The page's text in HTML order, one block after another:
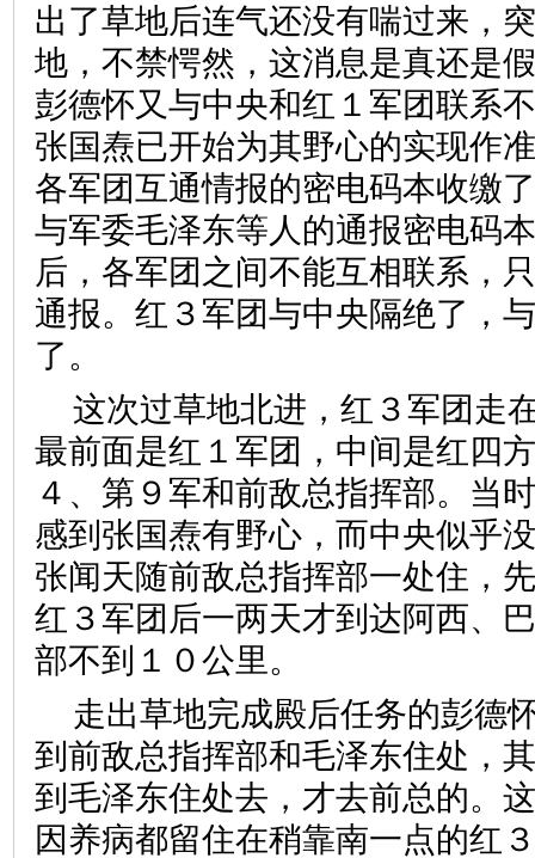
出了草地后连气还没有喘过来，
地，不禁愕然，这消息是真还是
彭德怀又与中央和红１军团联系
张国焘已开始为其野心的实现作
各军团互通情报的密电码本收缴
与军委毛泽东等人的通报密电码
后，各军团之间不能互相联系，
通报。红３军团与中央隔绝了，
了。
这次过草地北进，红３军团走
最前面是红１军团，中间是红四
４、第９军和前敌总指挥部。当
感到张国焘有野心，而中央似乎
张闻天随前敌总指挥部一处住，
红３军团后一两天才到达阿西、
部不到１０公里。
走出草地完成殿后任务的彭德
到前敌总指挥部和毛泽东住处，
到毛泽东住处去，才去前总的。
因养病都留住在稍靠南一点的红